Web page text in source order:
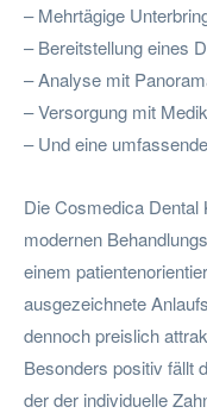
– Mehrtägige
– Bereitstellung eines
– Analyse mit
– Versorgung mit
– Und eine
Die Cosmedica Dental
modernen
einem
ausgezeichnete
dennoch preislich
Besonders positiv fällt
der der individuelle